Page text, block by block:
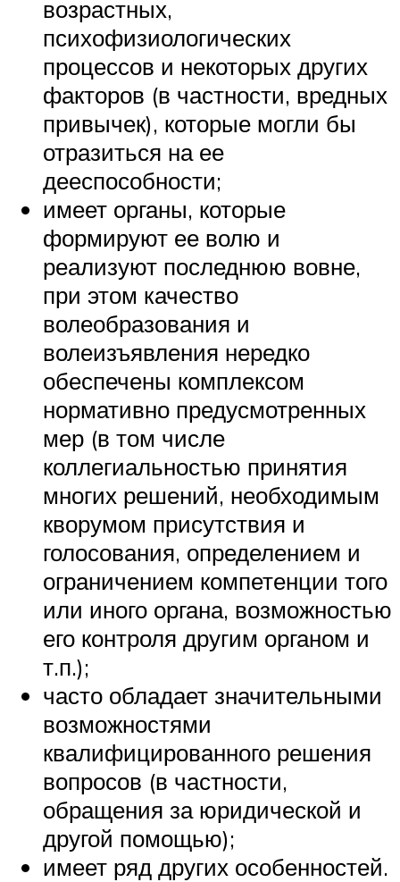
возрастных,
психофизиологических
процессов и некоторых других
факторов (в частности, вредных
привычек), которые могли бы
отразиться на ее
дееспособности;
имеет органы, которые
формируют ее волю и
реализуют последнюю вовне,
при этом качество
волеобразования и
волеизъявления нередко
обеспечены комплексом
нормативно предусмотренных
мер (в том числе
коллегиальностью принятия
многих решений, необходимым
кворумом присутствия и
голосования, определением и
ограничением компетенции того
или иного органа, возможностью
его контроля другим органом и
т.п.);
часто обладает значительными
возможностями
квалифицированного решения
вопросов (в частности,
обращения за юридической и
другой помощью);
имеет ряд других особенностей.